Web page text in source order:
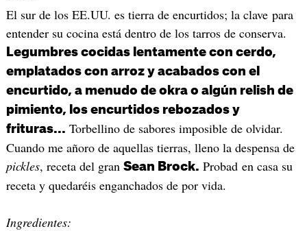
El sur de los EE.UU. es tierra de encurtidos; la clave para
entender su cocina está dentro de los tarros de conserva.
Legumbres cocidas lentamente con cerdo,
emplatados con arroz y acabados con el
encurtido, a menudo de okra o algún relish de
pimiento, los encurtidos rebozados y
frituras... Torbellino de sabores imposible de olvidar.
Cuando me añoro de aquellas tierras, lleno la despensa de
pickles, receta del gran Sean Brock. Probad en casa su
receta y quedaréis enganchados de por vida.
Ingredientes: